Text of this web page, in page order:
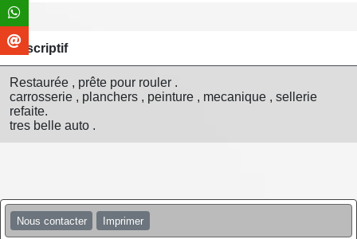
Descriptif
Restaurée , prête pour rouler .
carrosserie , planchers , peinture , mecanique , sellerie
refaite.
tres belle auto .
Nous contacter Imprimer